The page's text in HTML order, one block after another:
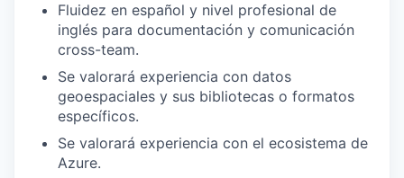
Fluidez en español y nivel profesional de
inglés para documentación y comunicación
cross-team.
Se valorará experiencia con datos
geoespaciales y sus bibliotecas o formatos
específicos.
Se valorará experiencia con el ecosistema de
Azure.